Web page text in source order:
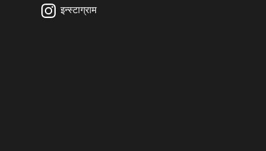
इन्स्टाग्राम